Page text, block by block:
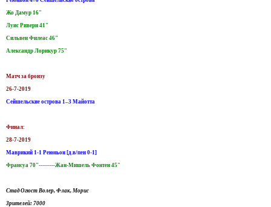
Жо Дамур 16"
Луис Ривери 41"
Сильвен Филеас 46"
Александр Лорикур 75"
Матч за бронзу
26-7-2019
Сейшельские острова 1–3 Майотта
Финал:
28-7-2019
Маврикий 1-1 Реюньон [д.в/пен 0-1]
Франсуа 70"---------Жан-Мишель Фонтен 45"
Стад Огюст Волер, Флак, Морис
Зрителей: 7000